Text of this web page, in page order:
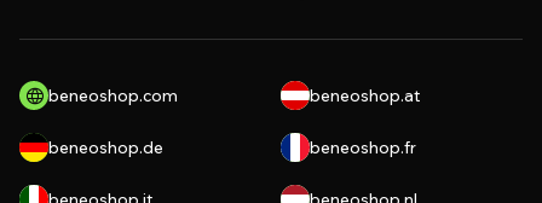
beneoshop.com beneoshop.at
beneoshop.de beneoshop.fr